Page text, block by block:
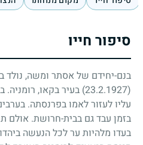
סיפור חייו
בנם-יחידם של אסתר ומשה, נולד
(23.2.1927)
בעיר בקאו, רומניה.
עליו לעזור לאמו בפרנסתה.
בזמן עבד גם בבית-חרושת. אולם
בעדו מלהיות ער לכל הנעשה